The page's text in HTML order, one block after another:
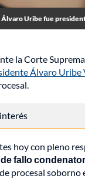
Álvaro Uribe fue
la Corte
Álvaro Uribe
hoy con pleno
fallo
procesal